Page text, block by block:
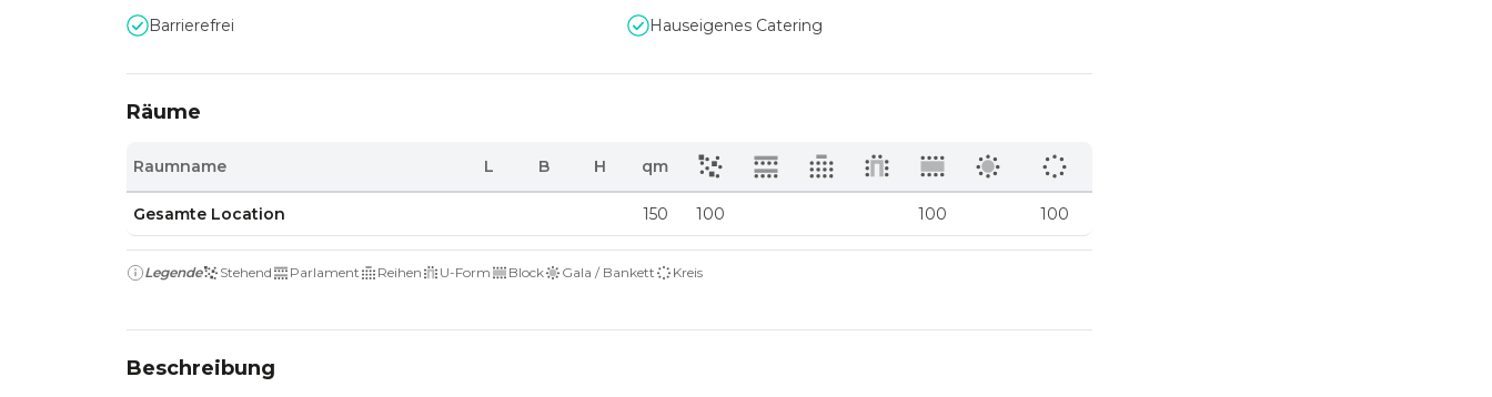
Barrierefrei Hauseigenes Catering
Räume
Raumname L B H qm
Gesamte Location 150 100 100 100
Legende Stehend Parlament Reihen U-Form Block Gala / Bankett Kreis
Beschreibung